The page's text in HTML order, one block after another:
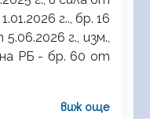
г.., бр. 16
г., изм.,
РБ - бр. 60 от
виж още